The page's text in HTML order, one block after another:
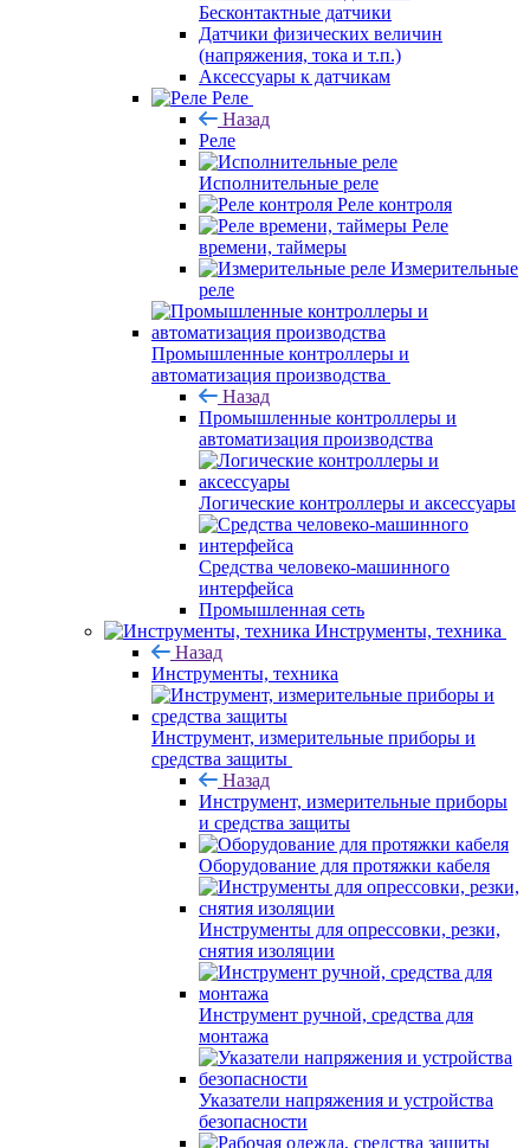
Бесконтактные датчики
Датчики физических величин
(напряжения, тока и т.п.)
Аксессуары к датчикам
Реле
Назад
Реле
Исполнительные реле
Реле контроля
Реле
времени, таймеры
Измерительные
реле
Промышленные контроллеры и
автоматизация производства
Назад
Промышленные контроллеры и
автоматизация производства
Логические контроллеры и аксессуары
Средства человеко-машинного
интерфейса
Промышленная сеть
Инструменты, техника
Назад
Инструменты, техника
Инструмент, измерительные приборы и
средства защиты
Назад
Инструмент, измерительные приборы
и средства защиты
Оборудование для протяжки кабеля
Инструменты для опрессовки, резки,
снятия изоляции
Инструмент ручной, средства для
монтажа
Указатели напряжения и устройства
безопасности